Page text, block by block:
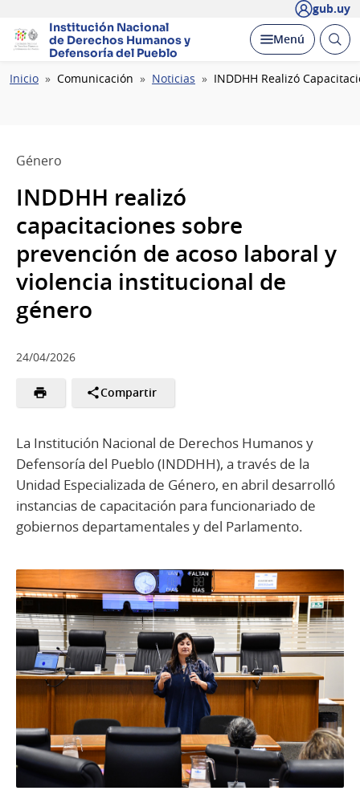
gub.uy
Institución Nacional
de Derechos Humanosy
Defensoría del Pueblo
Desplegar
Menú Abrir
Ruta
Inicio Comunicación Noticias INDDHH Realizó
Género
INDDHH realizó
capacitaciones sobre
prevención de acoso laboral y
violencia institucional de
género
24/04/2026
Compartir
La Institución Nacional de Derechos Humanos y
Defensoría del Pueblo (INDDHH), a través de la
Unidad Especializada de Género, en abril desarrolló
instancias de capacitación para funcionariado de
gobiernos departamentales y del Parlamento.